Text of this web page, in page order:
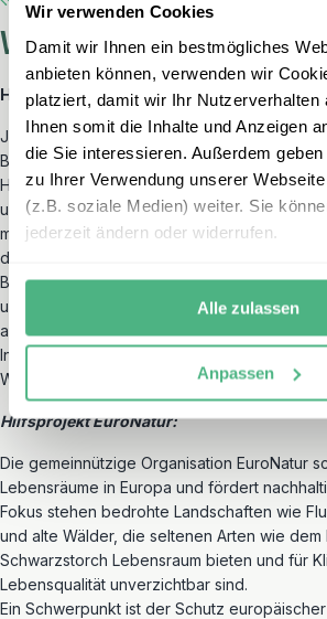
Wir verwenden Cookies
Damit wir Ihnen ein bestmögliches
anbieten können, verwenden wir
platziert, damit wir Ihr Nutzerverhalten
Ihnen somit die Inhalte und Anzeigen
die Sie interessieren. Außerdem
zu Ihrer Verwendung unserer
(z.B. soziale Medien) weiter. Sie
jederzeit ändern oder widerrufen.
Alle zulassen
Anpassen
Wo können Sie
Hilfsprojekte vor Ort:
Jeder erlebe Kunde kann selber
Buchung dieses Projekt unterstützen
Höhe von12,- Euro pro Buchung
unseren als auch Ihren Aufwand deutlich
möglich, diesen Betrag zu ändern – bitte
die gewünschte Spendenhöhe im
Buchungsformulars an. Wir übernehmen
und damit die Garantie, dass Ihre Spende
ankommt und dort sinnvoll eingesetzt wird.
Informationen zu den Projekten von
Webseite:
Hilfsprojekt EuroNatur:
Die gemeinnützige Organisation EuroNatur
Lebensräume in Europa und fördert
Fokus stehen bedrohte Landschaften wie
und alte Wälder, die seltenen Arten wie dem
Schwarzstorch Lebensraum bieten und für
Lebensqualität unverzichtbar sind.
Ein Schwerpunkt ist der Schutz